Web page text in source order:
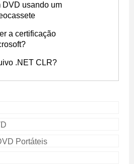
DVD usando um
a certificação
.NET CLR?
Portáteis